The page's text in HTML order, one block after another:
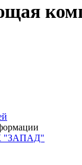
"ЗАПАД"